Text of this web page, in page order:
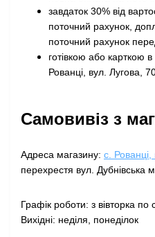
завдаток 30% від
поточний рахунок,
поточний рахунок
готівкою або карткою
Рованці, вул. Лугова,
Самовивіз з
Адреса магазину: с.
перехрестя вул. Дубнівська
Графік роботи: з вівторка по
Вихідні: неділя, понеділок